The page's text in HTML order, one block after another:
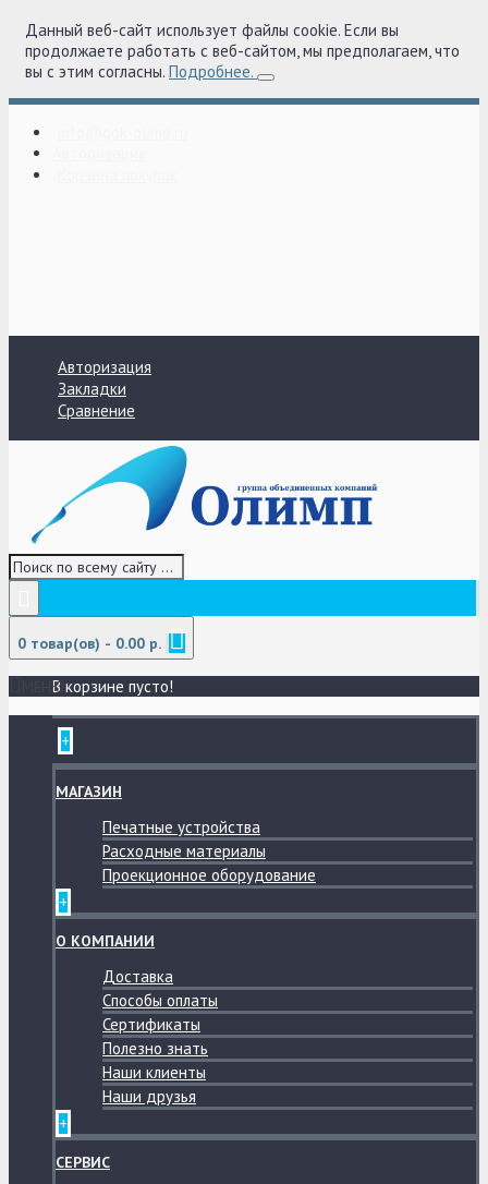
Данный веб-сайт использует файлы cookie. Если вы
продолжаете работать с веб-сайтом, мы предполагаем, что
вы с этим согласны. Подробнее.
Авторизация
Закладки
Сравнение
0 товар(ов) - 0.00 р.
В корзине пусто!
МЕНЮ
+
МАГАЗИН
Печатные устройства
Расходные материалы
Проекционное оборудование
+
О КОМПАНИИ
Доставка
Способы оплаты
Сертификаты
Полезно знать
Наши клиенты
Наши друзья
+
СЕРВИС